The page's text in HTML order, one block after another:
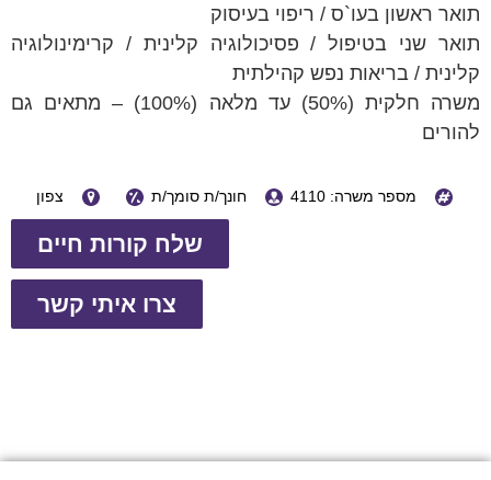
תואר ראשון בעו`ס / ריפוי בעיסוק
תואר שני בטיפול / פסיכולוגיה קלינית / קרימינולוגיה
קלינית / בריאות נפש קהילתית
משרה חלקית (50%) עד מלאה (100%) – מתאים גם
להורים
מספר משרה: 4110 חונך/ת סומך/ת צפון
שלח קורות חיים
צרו איתי קשר